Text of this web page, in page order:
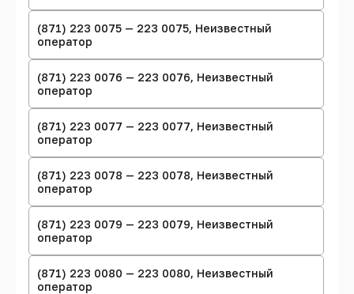
(871) 223 0075 — 223 0075, Неизвестный
оператор
(871) 223 0076 — 223 0076, Неизвестный
оператор
(871) 223 0077 — 223 0077, Неизвестный
оператор
(871) 223 0078 — 223 0078, Неизвестный
оператор
(871) 223 0079 — 223 0079, Неизвестный
оператор
(871) 223 0080 — 223 0080, Неизвестный
оператор